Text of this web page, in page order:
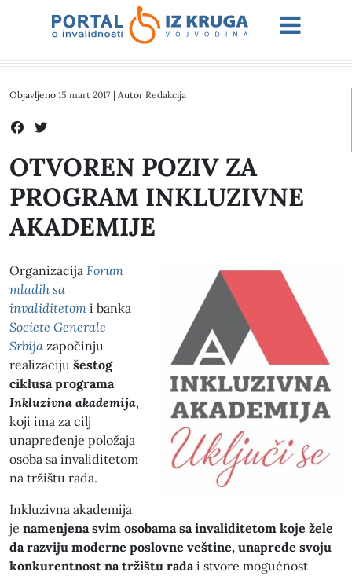
Objavljeno 15 mart 2017 | Autor Redakcija
OTVOREN POZIV ZA
PROGRAM INKLUZIVNE
AKADEMIJE
Organizacija Forum
mladih sa
invaliditetom i banka
Societe Generale
Srbija započinju
realizaciju šestog
ciklusa programa
Inkluzivna akademija,
koji ima za cilj
unapređenje položaja
osoba sa invaliditetom
na tržištu rada.
Inkluzivna akademija
je namenjena svim osobama sa invaliditetom koje žele
da razviju moderne poslovne veštine, unaprede svoju
konkurentnost na tržištu radai stvore mogućnost